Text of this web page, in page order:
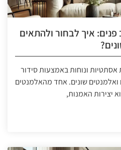
איך לבחור ולהתאים
אסתטיות ונוחות באמצעות סידור
ואלמנטים שונים. אחד מהאלמנטים
יצירות האמנות,